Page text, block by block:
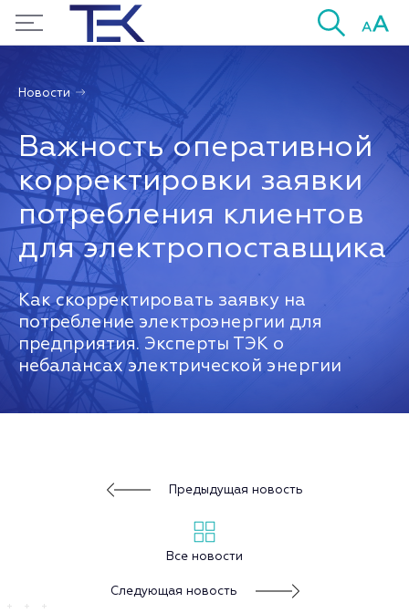
Новости
Важность оперативной
корректировки заявки
потребления клиентов
для электропоставщика
Как скорректировать заявку на
потребление электроэнергии для
предприятия. Эксперты ТЭК о
небалансах электрической энергии
Предыдущая новость
Все новости
Следующая новость